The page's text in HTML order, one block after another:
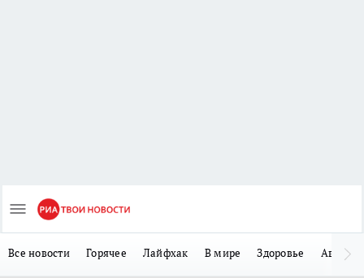
Все новости Горячее Лайфхак В мире Здоровье Авто